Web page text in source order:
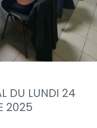
DU LUNDI 24
2025